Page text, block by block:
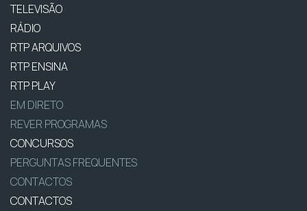
TELEVISÃO
RÁDIO
RTP ARQUIVOS
RTP ENSINA
RTP PLAY
EM DIRETO
REVER PROGRAMAS
CONCURSOS
PERGUNTAS FREQUENTES
CONTACTOS
CONTACTOS